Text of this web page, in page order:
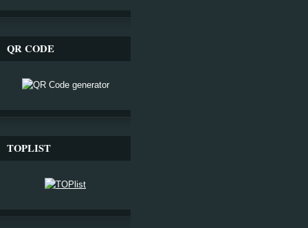
QR CODE
TOPLIST